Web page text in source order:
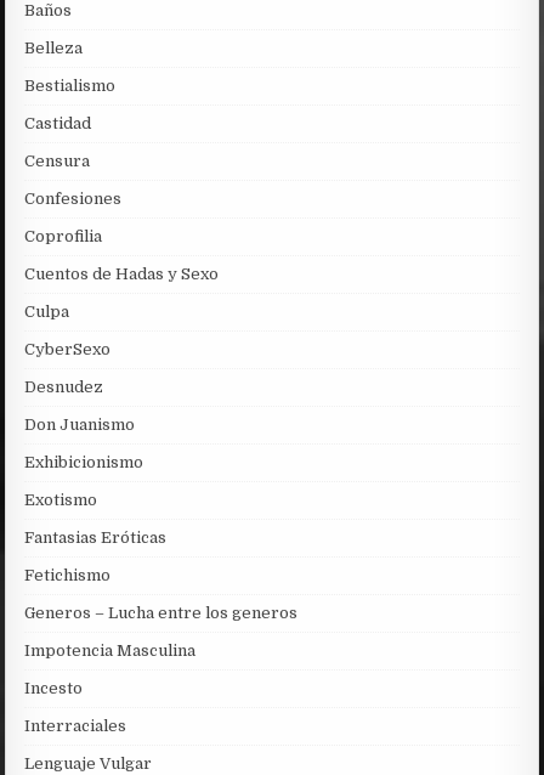
Baños
Belleza
Bestialismo
Castidad
Censura
Confesiones
Coprofilia
Cuentos de Hadas y Sexo
Culpa
CyberSexo
Desnudez
Don Juanismo
Exhibicionismo
Exotismo
Fantasias Eróticas
Fetichismo
Generos – Lucha entre los generos
Impotencia Masculina
Incesto
Interraciales
Lenguaje Vulgar